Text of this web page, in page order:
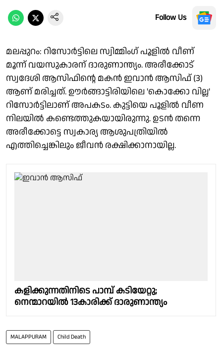
Follow Us
മലപ്പുറം: റിസോർട്ടിലെ സ്വിമ്മിംഗ് പൂളിൽ വീണ്
മൂന്ന് വയസുകാരന് ദാരുണാന്ത്യം. അരീക്കോട്
സ്വദേശി ആസിഫിന്റെ മകൻ ഇവാൻ ആസിഫ് (3)
ആണ് മരിച്ചത്. ഊർങ്ങാട്ടിരിയിലെ 'കൊക്കോ വില്ല'
റിസോർട്ടിലാണ് അപകടം. കുട്ടിയെ പൂളിൽ വീണ
നിലയിൽ കണ്ടെത്തുകയായിരുന്നു. ഉടൻ തന്നെ
അരീക്കോട്ടെ സ്വകാര്യ ആശുപത്രിയിൽ
എത്തിച്ചെങ്കിലും ജീവൻ രക്ഷിക്കാനായില്ല.
കളിക്കുന്നതിനിടെ പാമ്പ് കടിയേറ്റു;
നെന്മാറയിൽ 13കാരിക്ക് ദാരുണാന്ത്യം
MALAPPURAM Child Death